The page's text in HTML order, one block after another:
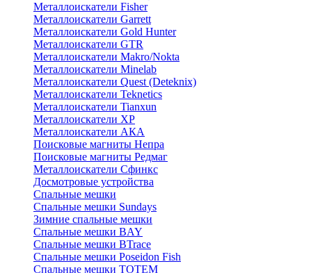
Металлоискатели Fisher
Металлоискатели Garrett
Металлоискатели Gold Hunter
Металлоискатели GTR
Металлоискатели Makro/Nokta
Металлоискатели Minelab
Металлоискатели Quest (Deteknix)
Металлоискатели Teknetics
Металлоискатели Tianxun
Металлоискатели XP
Металлоискатели АКА
Поисковые магниты Непра
Поисковые магниты Редмаг
Металлоискатели Сфинкс
Досмотровые устройства
Спальные мешки
Спальные мешки Sundays
Зимние спальные мешки
Спальные мешки BAY
Спальные мешки BTrace
Спальные мешки Poseidon Fish
Спальные мешки ТОТЕМ